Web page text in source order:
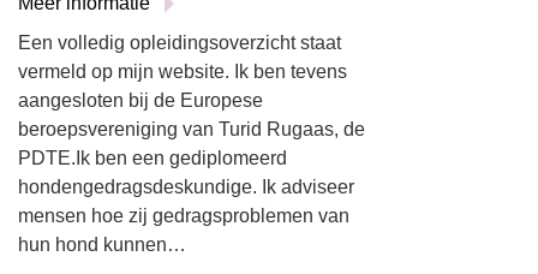
Een volledig opleidingsoverzicht staat
vermeld op mijn website. Ik ben tevens
aangesloten bij de Europese
beroepsvereniging van Turid Rugaas, de
PDTE.Ik ben een gediplomeerd
hondengedragsdeskundige. Ik adviseer
mensen hoe zij gedragsproblemen van
hun hond kunnen…